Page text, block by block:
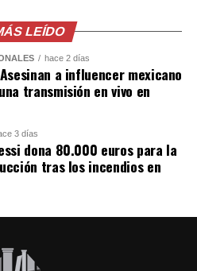
7xlTBAQ77c
de comida. Sin embargo,
LEÍDO
hace 2 días
Asesinan a influencer mexicano
transmisión en vivo en
3 días
dona 80.000 euros para la
tras los incendios en